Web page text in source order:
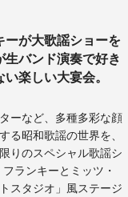
ーが大歌謡ショーを
バンド演奏で好き
楽しい大宴会。
ーなど、多種多彩な顔
る昭和歌謡の世界を、
りのスペシャル歌謡シ
ランキーとミッツ・
スタジオ」風ステージ